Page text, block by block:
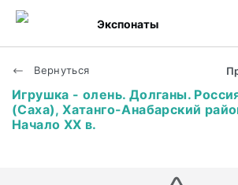
Экспонаты
Вернуться
Игрушка - олень. Долганы.
(Саха), Хатанго-Анабарский
Начало XX в.